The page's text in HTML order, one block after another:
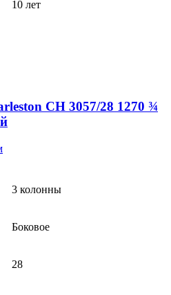
10 лет
CH 3057/28 1270 ¾
3 колонны
Боковое
28